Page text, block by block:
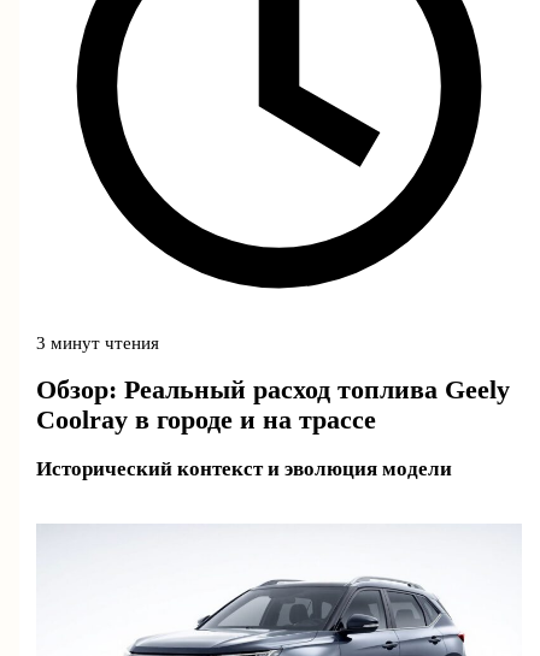
3 минут чтения
Обзор: Реальный расход топлива Geely
Coolray в городе и на трассе
Исторический контекст и эволюция модели